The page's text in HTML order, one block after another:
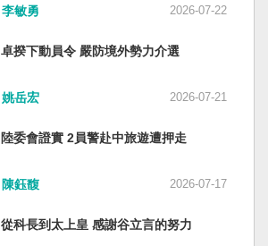
李敏勇 2026-07-22
卓揆下動員令 嚴防境外勢力介選
姚岳宏 2026-07-21
陸委會證實 2員警赴中旅遊遭押走
陳鈺馥 2026-07-17
從科長到太上皇 感謝谷立言的努力